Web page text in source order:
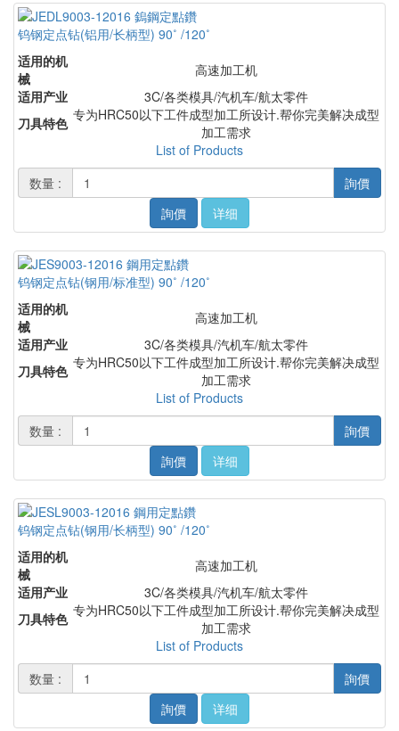
钨钢定点钻(铝用/长柄型) 90˚ /120˚
适用的机
械
高速加工机
适用产业
3C/各类模具/汽机车/航太零件
刀具特色 专为HRC50以下工件成型加工所设计.帮你完美解决成型
加工需求
List of Products
数量 :
詢價
詢價
详细
钨钢定点钻(钢用/标准型) 90˚ /120˚
适用的机
械
高速加工机
适用产业
3C/各类模具/汽机车/航太零件
刀具特色 专为HRC50以下工件成型加工所设计.帮你完美解决成型
加工需求
List of Products
数量 :
詢價
詢價
详细
钨钢定点钻(钢用/长柄型) 90˚ /120˚
适用的机
械
高速加工机
适用产业
3C/各类模具/汽机车/航太零件
刀具特色 专为HRC50以下工件成型加工所设计.帮你完美解决成型
加工需求
List of Products
数量 :
詢價
詢價
详细